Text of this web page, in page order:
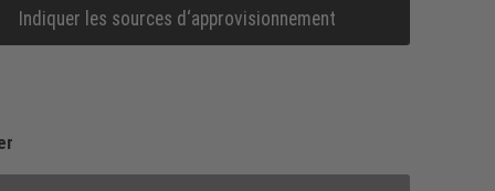
Indiquer les sources d‘approvisionnement